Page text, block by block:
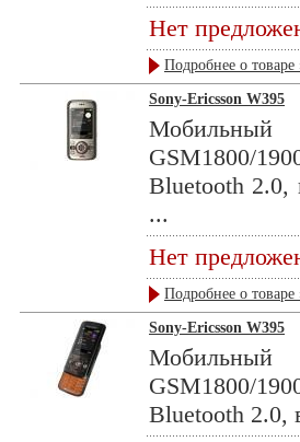
Нет
Подробнее о товаре
Sony-Ericsson W395
GSM1800/
Bluetooth 2.0,
...
Нет
Подробнее о товаре
Sony-Ericsson W395
GSM1800/
Bluetooth 2.0,